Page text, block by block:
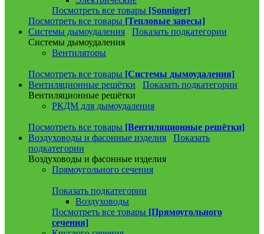
Посмотреть все товары [Sonniger]
Посмотреть все товары [Тепловые завесы]
Системы дымоудаления
Показать подкатегории
Системы дымоудаления
Вентиляторы
Посмотреть все товары [Системы дымоудаления]
Вентиляционные решётки
Показать подкатегории
Вентиляционные решётки
РКДМ для дымоудаления
Посмотреть все товары [Вентиляционные решётки]
Воздуховоды и фасонные изделия
Показать
подкатегории
Воздуховоды и фасонные изделия
Прямоугольного сечения
Показать подкатегории
Воздуховоды
Посмотреть все товары [Прямоугольного
сечения]